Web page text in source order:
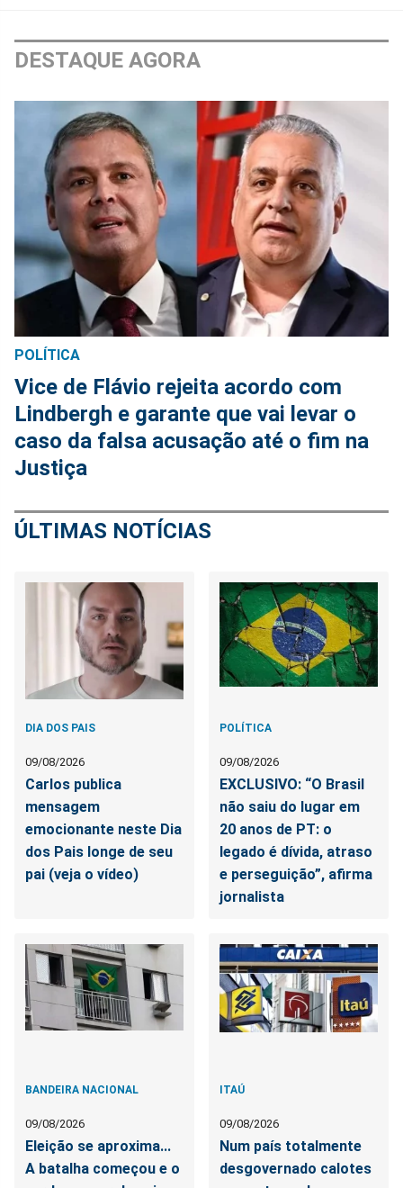
DESTAQUE AGORA
POLÍTICA
Vice de Flávio rejeita acordo com
Lindbergh e garante que vai levar o
caso da falsa acusação até o fim na
Justiça
ÚLTIMAS NOTÍCIAS
DIA DOS PAIS
09/08/2026
Carlos publica
mensagem
emocionante neste Dia
dos Pais longe de seu
pai (veja o vídeo)
POLÍTICA
09/08/2026
EXCLUSIVO: “O Brasil
não saiu do lugar em
20 anos de PT: o
legado é dívida, atraso
e perseguição”, afirma
jornalista
BANDEIRA NACIONAL
09/08/2026
Eleição se aproxima...
A batalha começou e o
ITAÚ
09/08/2026
Num país totalmente
desgovernado calotes